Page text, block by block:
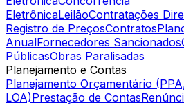
EletrônicaLeilãoContratações
Registro de PreçosContratos
AnualFornecedores Sancionados
PúblicasObras Paralisadas
Planejamento e Contas
Planejamento Orçamentário
LOA)Prestação de Contas